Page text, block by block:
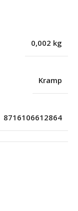
0,002 kg
Kramp
8716106612864